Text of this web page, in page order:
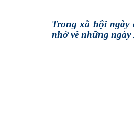
Trong xã hội ngày
nhớ về những